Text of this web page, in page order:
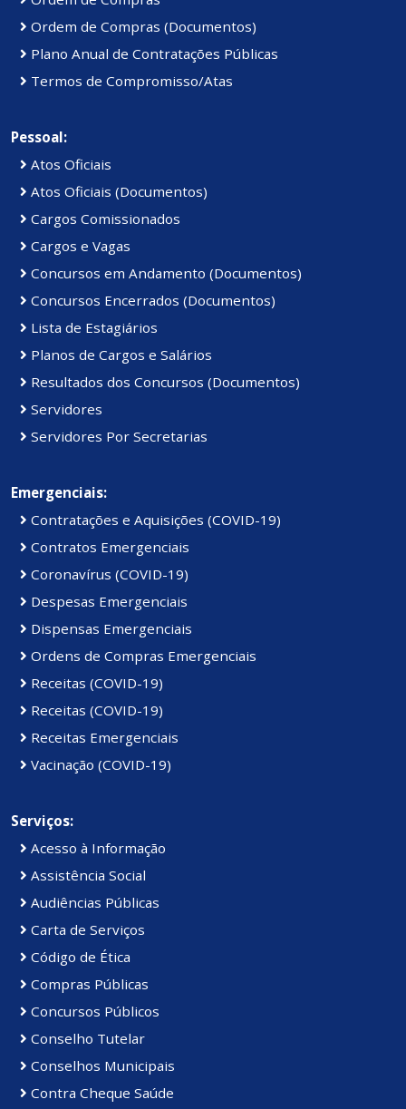
Ordem de Compras (Documentos)
Plano Anual de Contratações Públicas
Termos de Compromisso/Atas
Pessoal:
Atos Oficiais
Atos Oficiais (Documentos)
Cargos Comissionados
Cargos e Vagas
Concursos em Andamento (Documentos)
Concursos Encerrados (Documentos)
Lista de Estagiários
Planos de Cargos e Salários
Resultados dos Concursos (Documentos)
Servidores
Servidores Por Secretarias
Emergenciais:
Contratações e Aquisições (COVID-19)
Contratos Emergenciais
Coronavírus (COVID-19)
Despesas Emergenciais
Dispensas Emergenciais
Ordens de Compras Emergenciais
Receitas (COVID-19)
Receitas (COVID-19)
Receitas Emergenciais
Vacinação (COVID-19)
Serviços:
Acesso à Informação
Assistência Social
Audiências Públicas
Carta de Serviços
Código de Ética
Compras Públicas
Concursos Públicos
Conselho Tutelar
Conselhos Municipais
Contra Cheque Saúde